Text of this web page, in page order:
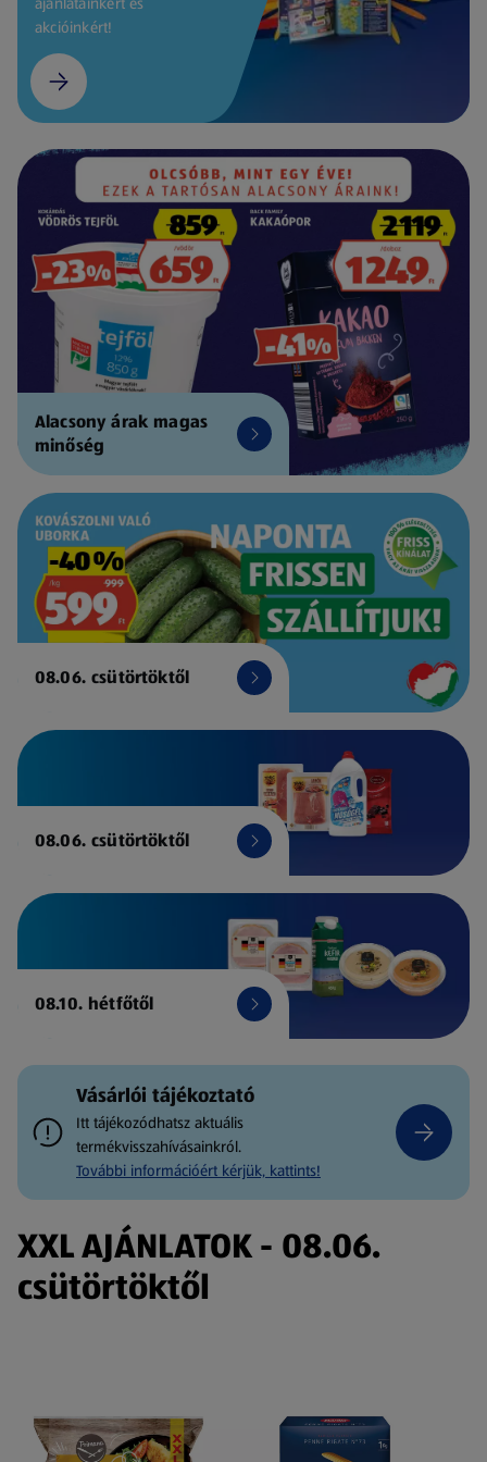
akcióinkért!
Alacsony árak magas
minőség
08.06. csütörtöktől
08.06. csütörtöktől
08.10. hétfőtől
Vásárlói tájékoztató
Itt tájékozódhatsz aktuális
termékvisszahívásainkról.
További információért kérjük, kattints!
XXL AJÁNLATOK - 08.06.
csütörtöktől